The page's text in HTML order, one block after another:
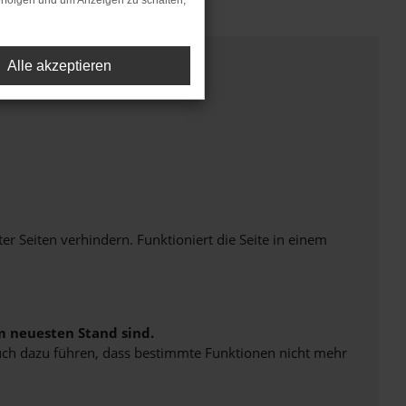
Seiten verhindern. Funktioniert die Seite in einem
neuesten Stand sind.
dazu führen, dass bestimmte Funktionen nicht mehr
Alle akzeptieren